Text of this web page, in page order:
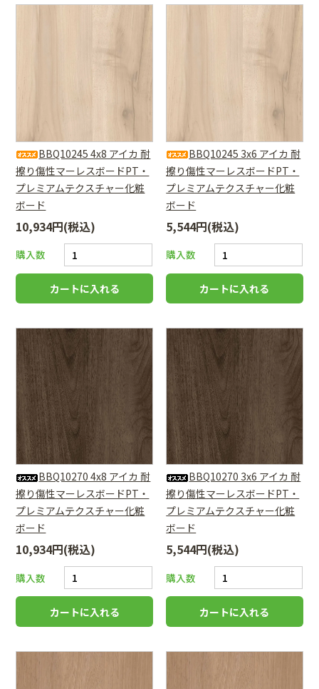
BBQ10245 4x8 アイカ 耐
擦り傷性マーレスボードPT・
プレミアムテクスチャー化粧
ボード
10,934円(税込)
購入数
BBQ10245 3x6 アイカ 耐
擦り傷性マーレスボードPT・
プレミアムテクスチャー化粧
ボード
5,544円(税込)
購入数
BBQ10270 4x8 アイカ 耐
擦り傷性マーレスボードPT・
プレミアムテクスチャー化粧
ボード
10,934円(税込)
購入数
BBQ10270 3x6 アイカ 耐
擦り傷性マーレスボードPT・
プレミアムテクスチャー化粧
ボード
5,544円(税込)
購入数